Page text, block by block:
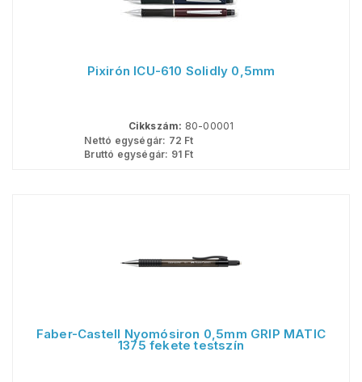
Pixirón ICU-610 Solidly 0,5mm
Cikkszám: 80-00001
Nettó egységár: 72 Ft
Bruttó egységár: 91 Ft
Faber-Castell Nyomósiron 0,5mm GRIP MATIC
1375 fekete testszín